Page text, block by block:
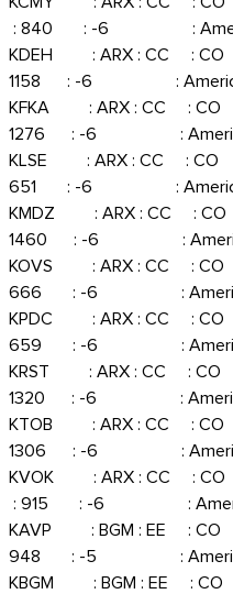
: 840 : -6 :
KDEH : ARX : CC : CO
1158 : -6 : America/
KFKA : ARX : CC : CO :
1276 : -6 : America/
KLSE : ARX : CC : CO :
651 : -6 : America/
KMDZ : ARX : CC : CO
1460 : -6 : America/
KOVS : ARX : CC : CO :
666 : -6 : America/
KPDC : ARX : CC : CO
659 : -6 : America/
KRST : ARX : CC : CO :
1320 : -6 : America/
KTOB : ARX : CC : CO
1306 : -6 : America/
KVOK : ARX : CC : CO :
: 915 : -6 :
KAVP : BGM : EE : CO :
948 : -5 : America/
KBGM : BGM : EE : CO :